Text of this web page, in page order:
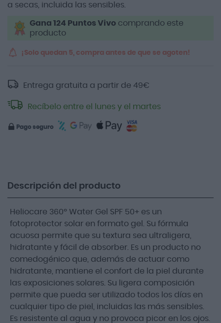
a secas, incluida las sensibles.
Gana 124 Puntos Vivo comprando este
producto
¡Solo quedan 5, compra antes de que se agoten!
Entrega gratuita a partir de 49€
Recíbelo entre el lunes y el martes
Pago seguro
Descripción del producto
Heliocare 360º Water Gel SPF 50+ es un
fotoprotector solar en formato gel. Su fórmula
acuosa permite que su textura sea ultraligera,
hidratante y fácil de absorber. Es un producto no
comedogénico que, además de actuar como
hidratante, mantiene el confort de la piel durante
las exposiciones solares. Su ligera composición
permite que pueda ser utilizado todos los días en
cualquier tipo de piel, incluidas las más sensibles.
Es resistente al agua y no provoca picor en los ojos.